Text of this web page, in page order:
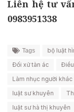
Liên hệ tư
0983951338
Tags bộ luật
Đối xử tàn ác
Làm nhục người khác
luật sư khuyên
luật sư hà thị khuyên